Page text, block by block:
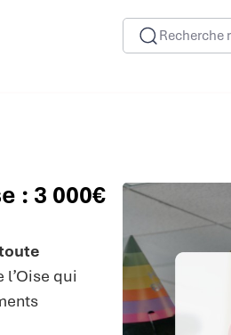
Recherche
: 3 000€
l’Oise qui